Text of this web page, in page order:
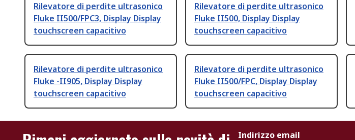
Rilevatore di perdite ultrasonico
Fluke II500/FPC3, Display Display
touchscreen capacitivo
Rilevatore di perdite ultrasonico
Fluke II500, Display Display
touchscreen capacitivo
Rilevatore di perdite ultrasonico
Fluke -II905, Display Display
touchscreen capacitivo
Rilevatore di perdite ultrasonico
Fluke II500/FPC, Display Display
touchscreen capacitivo
Indirizzo email